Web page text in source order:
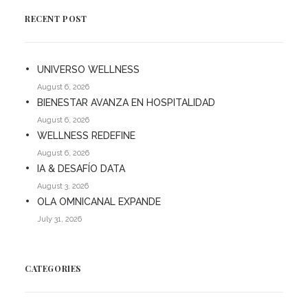
RECENT POST
UNIVERSO WELLNESS
August 6, 2026
BIENESTAR AVANZA EN HOSPITALIDAD
August 6, 2026
WELLNESS REDEFINE
August 6, 2026
IA & DESAFÍO DATA
August 3, 2026
OLA OMNICANAL EXPANDE
July 31, 2026
CATEGORIES